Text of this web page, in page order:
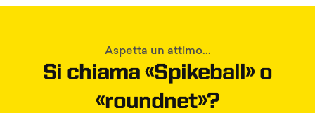
Aspetta un attimo...
Si chiama «Spikeball» o
«roundnet»?